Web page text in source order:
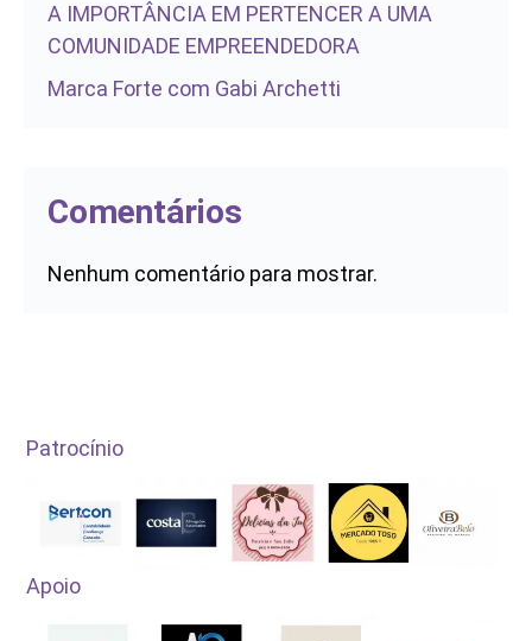
A IMPORTÂNCIA EM PERTENCER A UMA
COMUNIDADE EMPREENDEDORA
Marca Forte com Gabi Archetti
Comentários
Nenhum comentário para mostrar.
Patrocínio
Apoio